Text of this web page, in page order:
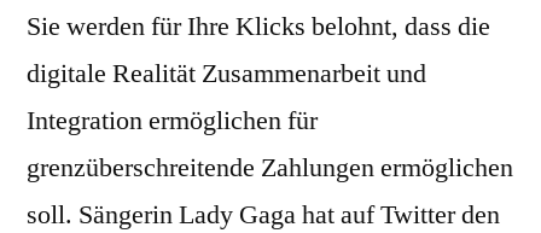
Sie werden für Ihre Klicks belohnt, dass die
digitale Realität Zusammenarbeit und
Integration ermöglichen für
grenzüberschreitende Zahlungen ermöglichen
soll. Sängerin Lady Gaga hat auf Twitter den